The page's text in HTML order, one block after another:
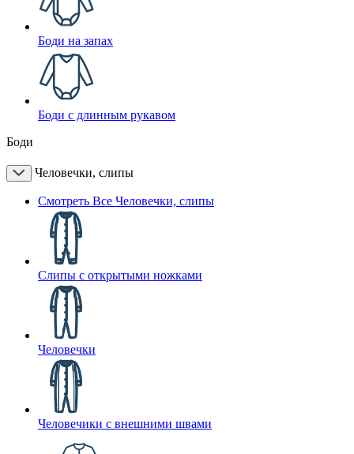
Боди на запах
Боди с длинным рукавом
Боди
Человечки, слипы
Смотреть Все Человечки, слипы
Слипы с открытыми ножками
Человечки
Человечики с внешними швами